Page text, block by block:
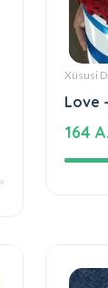
Xüsusi
Love
164